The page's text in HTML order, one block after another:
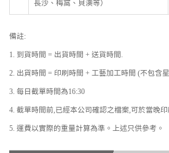
長沙、梅窩、貝澳等）
備註:
1. 到貨時間 = 出貨時間 + 送貨時間.
2. 出貨時間 = 印刷時間 + 工藝加工時間 (不包含
3. 每日截單時間為16:30
4. 截單時間前,已經本公司確認之檔案,可於當晚印
5. 運費以實際的重量計算為準。上述只供參考。